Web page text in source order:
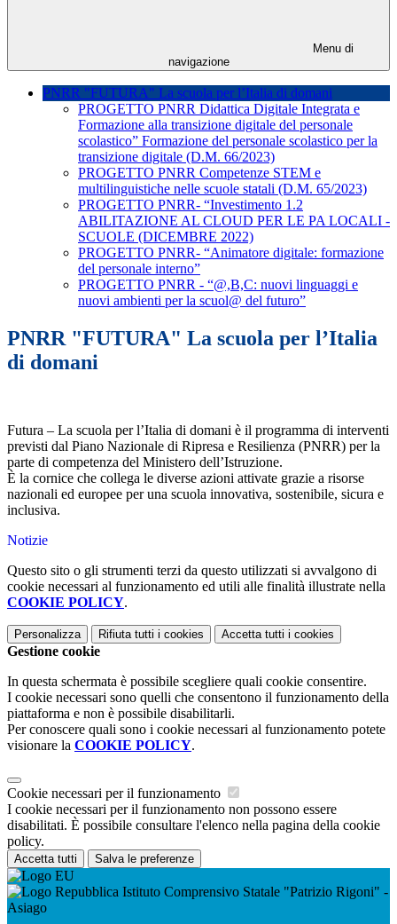
Menu di
navigazione
PNRR "FUTURA" La scuola per l’Italia di domani
PROGETTO PNRR Didattica Digitale Integrata e
Formazione alla transizione digitale del personale
scolastico” Formazione del personale scolastico per la
transizione digitale (D.M. 66/2023)
PROGETTO PNRR Competenze STEM e
multilinguistiche nelle scuole statali (D.M. 65/2023)
PROGETTO PNRR- “Investimento 1.2
ABILITAZIONE AL CLOUD PER LE PA LOCALI -
SCUOLE (DICEMBRE 2022)
PROGETTO PNRR- “Animatore digitale: formazione
del personale interno”
PROGETTO PNRR - “@,B,C: nuovi linguaggi e
nuovi ambienti per la scuol@ del futuro”
PNRR "FUTURA" La scuola per l’Italia
di domani
Futura – La scuola per l’Italia di domani è il programma di interventi
previsti dal Piano Nazionale di Ripresa e Resilienza (PNRR) per la
parte di competenza del Ministero dell’Istruzione.
È la cornice che collega le diverse azioni attivate grazie a risorse
nazionali ed europee per una scuola innovativa, sostenibile, sicura e
inclusiva.
Notizie
Questo sito o gli strumenti terzi da questo utilizzati si avvalgono di
cookie necessari al funzionamento ed utili alle finalità illustrate nella
COOKIE POLICY.
Personalizza Rifiuta tutti i cookies Accetta tutti i cookies
Gestione cookie
In questa schermata è possibile scegliere quali cookie consentire.
I cookie necessari sono quelli che consentono il funzionamento della
piattaforma e non è possibile disabilitarli.
Per conoscere quali sono i cookie necessari al funzionamento potete
visionare la COOKIE POLICY.
Cookie necessari per il funzionamento
I cookie necessari per il funzionamento non possono essere
disabilitati. È possibile consultare l'elenco nella pagina della cookie
policy.
Accetta tutti Salva le preferenze
Istituto Comprensivo Statale "Patrizio Rigoni" -
Asiago